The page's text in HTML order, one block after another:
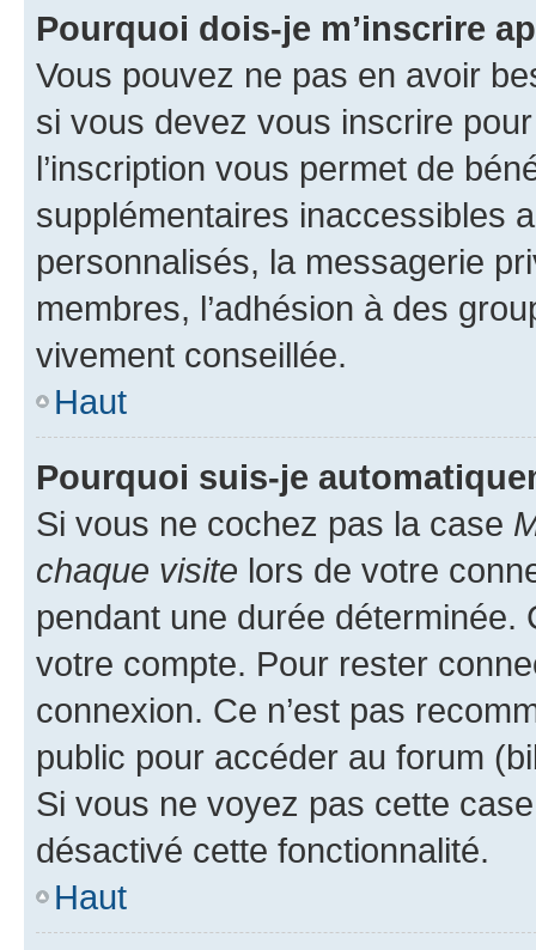
Pourquoi dois-je m’inscrire
Vous pouvez ne pas en avoir
si vous devez vous inscrire
l’inscription vous permet de
supplémentaires inaccessibles
personnalisés, la messagerie
membres, l’adhésion à des
vivement conseillée.
Haut
Pourquoi suis-je
Si vous ne cochez pas la case
chaque visite lors de votre
pendant une durée déterminée.
votre compte. Pour rester
connexion. Ce n’est pas
public pour accéder au forum
Si vous ne voyez pas cette
désactivé cette fonctionnalité.
Haut